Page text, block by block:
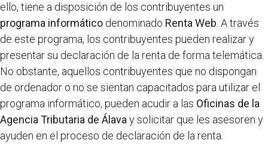
ello, tiene a disposición de los contribuyentes un
programa informático denominado Renta Web . A través
de este programa, los contribuyentes pueden realizar y
presentar su declaración de la renta de forma telemática.
No obstante, aquellos contribuyentes que no dispongan
de ordenador o no se sientan capacitados para utilizar el
programa informático, pueden acudir a las Oficinas de la
Agencia Tributaria de Álava y solicitar que les asesoren y
ayuden en el proceso de declaración de la renta.